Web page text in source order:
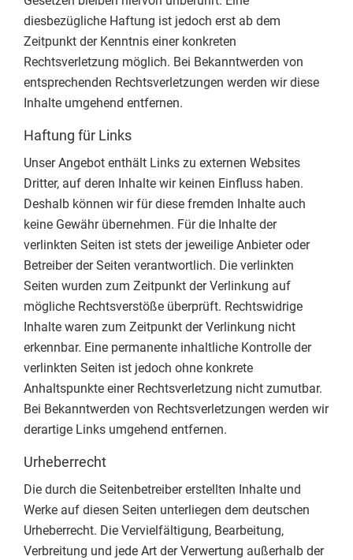
diesbezügliche Haftung ist jedoch erst ab dem
Zeitpunkt der Kenntnis einer konkreten
Rechtsverletzung möglich. Bei Bekanntwerden von
entsprechenden Rechtsverletzungen werden wir diese
Inhalte umgehend entfernen.
Haftung für Links
Unser Angebot enthält Links zu externen Websites
Dritter, auf deren Inhalte wir keinen Einfluss haben.
Deshalb können wir für diese fremden Inhalte auch
keine Gewähr übernehmen. Für die Inhalte der
verlinkten Seiten ist stets der jeweilige Anbieter oder
Betreiber der Seiten verantwortlich. Die verlinkten
Seiten wurden zum Zeitpunkt der Verlinkung auf
mögliche Rechtsverstöße überprüft. Rechtswidrige
Inhalte waren zum Zeitpunkt der Verlinkung nicht
erkennbar. Eine permanente inhaltliche Kontrolle der
verlinkten Seiten ist jedoch ohne konkrete
Anhaltspunkte einer Rechtsverletzung nicht zumutbar.
Bei Bekanntwerden von Rechtsverletzungen werden wir
derartige Links umgehend entfernen.
Urheberrecht
Die durch die Seitenbetreiber erstellten Inhalte und
Werke auf diesen Seiten unterliegen dem deutschen
Urheberrecht. Die Vervielfältigung, Bearbeitung,
Verbreitung und jede Art der Verwertung außerhalb der